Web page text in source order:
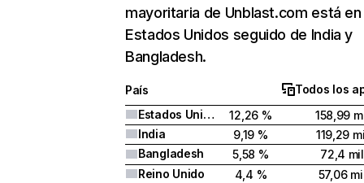
mayoritaria de Unblast.com está en
Estados Unidos seguido de India y
Bangladesh.
País
Todos los
Estados Unidos
12,26 %
158,99
India
9,19 %
119,29
Bangladesh
5,58 %
72,4 mil
Reino Unido
4,4 %
57,06